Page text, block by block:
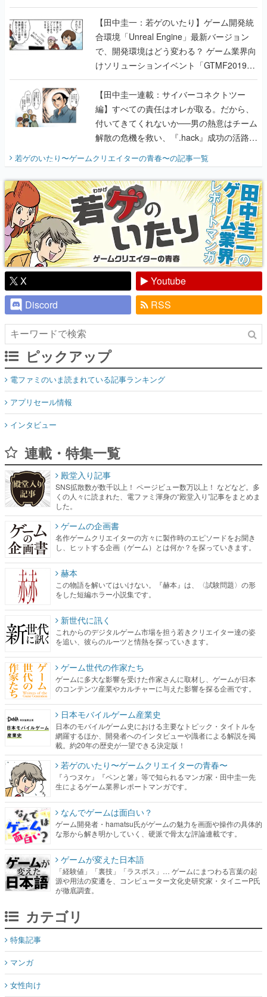
のいたり】
【田中圭一：若ゲのいたり】ゲーム開発統
合環境「Unreal Engine」最新バージョン
で、開発環境はどう変わる？ ゲーム業界向
けソリューションイベント「GTMF2019」
に行って、より理解を深めよう【PR】
【田中圭一連載：サイバーコネクトツー
編】すべての責任はオレが取る。だから、
付いてきてくれないか──男の熱意はチーム
解散の危機を救い、『.hack』成功の活路を
開く。業界の快男児・松山 洋に流れる血は
『少年ジャンプ』色だった【若ゲのいた
り】
若ゲのいたり〜ゲームクリエイターの青春〜の記事一覧
X
Youtube
Discord
RSS
ピックアップ
電ファミのいま読まれている記事ランキング
アプリセール情報
インタビュー
連載・特集一覧
殿堂入り記事
SNS拡散数が数千以上！ ページビュー数万以上！ などなど。多
くの人々に読まれた、電ファミ渾身の“殿堂入り”記事をまとめま
した。
ゲームの企画書
名作ゲームクリエイターの方々に製作時のエピソードをお聞き
し、ヒットする企画（ゲーム）とは何か？を探っていきます。
赫本
この物語を解いてはいけない。『赫本』は、〈試験問題〉の形
をした短編ホラー小説集です。
新世代に訊く
これからのデジタルゲーム市場を担う若きクリエイター達の姿
を追い、彼らのルーツと情熱を探っていきます。
ゲーム世代の作家たち
ゲームに多大な影響を受けた作家さんに取材し、ゲームが日本
のコンテンツ産業やカルチャーに与えた影響を探る企画です。
日本モバイルゲーム産業史
日本のモバイルゲーム史における主要なトピック・タイトルを
網羅するほか、開発者へのインタビューや識者による解説を掲
載。約20年の歴史が一望できる決定版！
若ゲのいたり〜ゲームクリエイターの青春〜
『うつヌケ』『ペンと箸』等で知られるマンガ家・田中圭一先
生によるゲーム業界レポートマンガです。
なんでゲームは面白い？
ゲーム開発者・hamatsu氏がゲームの魅力を画面や操作の具体的
な形から解き明かしていく、硬派で骨太な評論連載です。
ゲームが変えた日本語
「経験値」「裏技」「ラスボス」… ゲームにまつわる言葉の起
源や用法の変遷を、コンピューター文化史研究家・タイニーP氏
が徹底調査。
カテゴリ
特集記事
マンガ
女性向け